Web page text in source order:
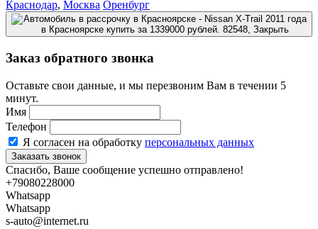
Краснодар, Москва Оренбург
Заказ обратного звонка
Оставьте свои данные, и мы перезвоним Вам в течении 5
минут.
Имя
Телефон
Я согласен на обработку персональных данных
Спасибо, Ваше сообщение успешно отправлено!
+79080228000
Whatsapp
Whatsapp
s-auto@internet.ru